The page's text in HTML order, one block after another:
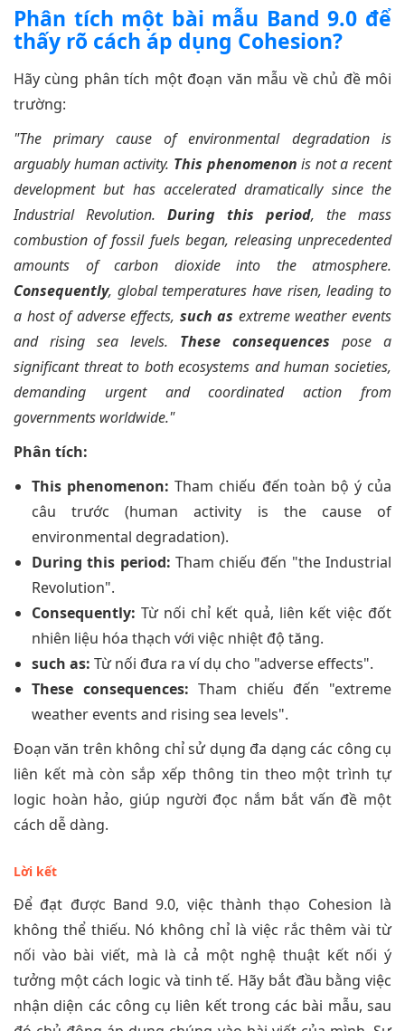
Phân tích một bài mẫu Band 9.0 để
thấy rõ cách áp dụng Cohesion?
Hãy cùng phân tích một đoạn văn mẫu về chủ đề môi
trường:
"The primary cause of environmental degradation is
arguably human activity. This phenomenon is not a recent
development but has accelerated dramatically since the
Industrial Revolution. During this period, the mass
combustion of fossil fuels began, releasing unprecedented
amounts of carbon dioxide into the atmosphere.
Consequently, global temperatures have risen, leading to
a host of adverse effects, such as extreme weather events
and rising sea levels. These consequences pose a
significant threat to both ecosystems and human societies,
demanding urgent and coordinated action from
governments worldwide."
Phân tích:
This phenomenon: Tham chiếu đến toàn bộ ý của
câu trước (human activity is the cause of
environmental degradation).
During this period: Tham chiếu đến "the Industrial
Revolution".
Consequently: Từ nối chỉ kết quả, liên kết việc đốt
nhiên liệu hóa thạch với việc nhiệt độ tăng.
such as: Từ nối đưa ra ví dụ cho "adverse effects".
These consequences: Tham chiếu đến "extreme
weather events and rising sea levels".
Đoạn văn trên không chỉ sử dụng đa dạng các công cụ
liên kết mà còn sắp xếp thông tin theo một trình tự
logic hoàn hảo, giúp người đọc nắm bắt vấn đề một
cách dễ dàng.
Lời kết
Để đạt được Band 9.0, việc thành thạo Cohesion là
không thể thiếu. Nó không chỉ là việc rắc thêm vài từ
nối vào bài viết, mà là cả một nghệ thuật kết nối ý
tưởng một cách logic và tinh tế. Hãy bắt đầu bằng việc
nhận diện các công cụ liên kết trong các bài mẫu, sau